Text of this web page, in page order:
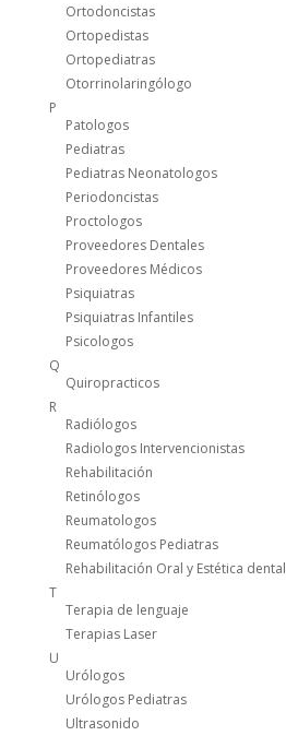
Ortodoncistas
Ortopedistas
Ortopediatras
Otorrinolaringólogo
P
Patologos
Pediatras
Pediatras Neonatologos
Periodoncistas
Proctologos
Proveedores Dentales
Proveedores Médicos
Psiquiatras
Psiquiatras Infantiles
Psicologos
Q
Quiropracticos
R
Radiólogos
Radiologos Intervencionistas
Rehabilitación
Retinólogos
Reumatologos
Reumatólogos Pediatras
Rehabilitación Oral y Estética dental
T
Terapia de lenguaje
Terapias Laser
U
Urólogos
Urólogos Pediatras
Ultrasonido